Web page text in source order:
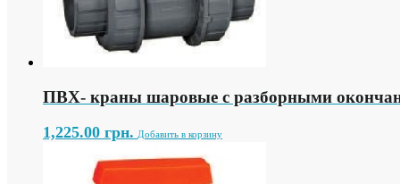
ПВХ- краны шаровые с разборными
1,225.00 грн. Добавить в корзину